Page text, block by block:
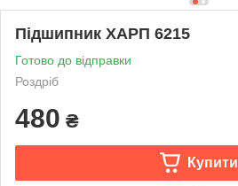
Підшипник ХАРП 6215
Готово до відправки
Роздріб
480 ₴
Купити